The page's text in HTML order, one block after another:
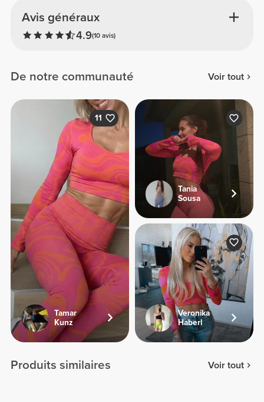
Avis généraux
4.9(10 avis)
De notre communauté Voir tout
11
Tamar
Kunz
Tania
Sousa
Veronika
Haberl
Produits similaires Voir tout